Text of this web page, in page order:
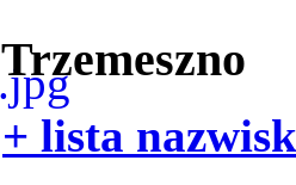
Trzemeszno
+ lista nazwisk